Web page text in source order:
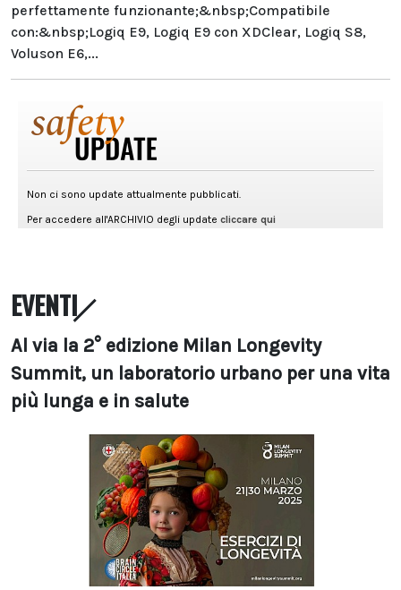
perfettamente funzionante;&nbsp;Compatibile
con:&nbsp;Logiq E9, Logiq E9 con XDClear, Logiq S8,
Voluson E6,...
EVENTI
Al via la 2° edizione Milan Longevity
Summit, un laboratorio urbano per una vita
più lunga e in salute